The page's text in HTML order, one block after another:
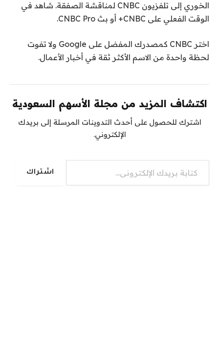
الخوري إلى تلفزيون CNBC لمناقشة الصفقة. شاهد في
الوقت الفعلي على CNBC+ أو بث CNBC Pro.
اختر CNBC كمصدرك المفضل على Google ولا تفوت
لحظة واحدة من الاسم الأكثر ثقة في أخبار الأعمال.
اكتشاف المزيد من مجلة الأسهم السعودية
اشترك للحصول على أحدث التدوينات المرسلة إلى بريدك
الإلكتروني.
كتابة بريدك الإلكتروني...
اشتراك